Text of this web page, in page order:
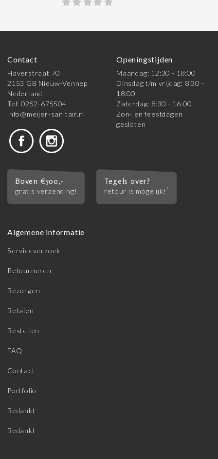
Contact
Haverstraat 70
2153 GB Nieuw-Vennep
Nederland
Tel: 0252-675504
info@meijer-sanitair.nl
Openingstijden
Maandag: 12:30 - 18:00
Dinsdag t/m vrijdag: 8:30 -
18:00
Zaterdag: 8:30 - 16:00
Zon- en feestdagen
gesloten
Boven €500,-
gratis verzending!
Tegels over?
retour is mogelijk! *
Algemene informatie
Serviceverzoek
Retourneren
Bezorgen
Betalen
Bestellen
FAQ
Contact
Portfolio
Bedankt
Bedankt